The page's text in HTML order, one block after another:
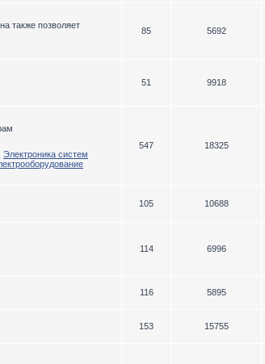
также позволяет
85 5692
51 9918
Электроника систем
547 18325
105 10688
114 6996
116 5895
153 15755